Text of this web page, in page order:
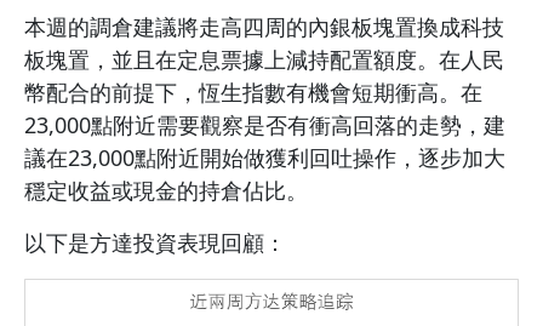
本週的調倉建議將走高四周的內銀板塊置換成科技
板塊置，並且在定息票據上減持配置額度。在人民
幣配合的前提下，恆生指數有機會短期衝高。在
23,000點附近需要觀察是否有衝高回落的走勢，建
議在23,000點附近開始做獲利回吐操作，逐步加大
穩定收益或現金的持倉佔比。
以下是方達投資表現回顧：